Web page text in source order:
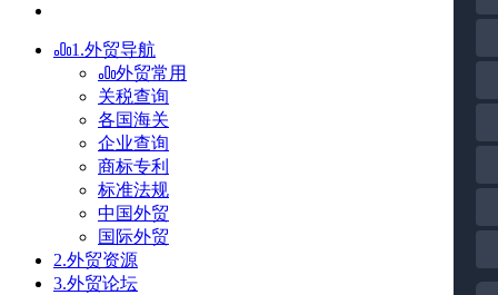
1.外贸导航
外贸常用
关税查询
各国海关
企业查询
商标专利
标准法规
中国外贸
国际外贸
2.外贸资源
3.外贸论坛